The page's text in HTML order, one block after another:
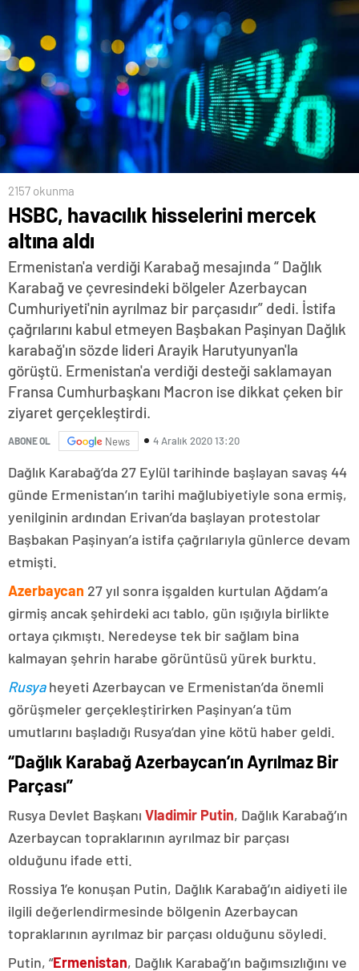
2157 okunma
HSBC, havacılık hisselerini mercek
altına aldı
Ermenistan'a verdiği Karabağ mesajında “ Dağlık
Karabağ ve çevresindeki bölgeler Azerbaycan
Cumhuriyeti'nin ayrılmaz bir parçasıdır” dedi. İstifa
çağrılarını kabul etmeyen Başbakan Paşinyan Dağlık
karabağ'ın sözde lideri Arayik Harutyunyan'la
görüştü. Ermenistan'a verdiği desteği saklamayan
Fransa Cumhurbaşkanı Macron ise dikkat çeken bir
ziyaret gerçekleştirdi.
ABONE OL News 4 Aralık 2020 13:20
Dağlık Karabağ’da 27 Eylül tarihinde başlayan savaş 44
günde Ermenistan’ın tarihi mağlubiyetiyle sona ermiş,
yenilginin ardından Erivan’da başlayan protestolar
Başbakan Paşinyan’a istifa çağrılarıyla günlerce devam
etmişti.
Azerbaycan 27 yıl sonra işgalden kurtulan Ağdam’a
girmiş ancak şehirdeki acı tablo, gün ışığıyla birlikte
ortaya çıkmıştı. Neredeyse tek bir sağlam bina
kalmayan şehrin harabe görüntüsü yürek burktu.
Rusyaheyeti Azerbaycan ve Ermenistan’da önemli
görüşmeler gerçekleştirirken Paşinyan’a tüm
umutlarını başladığı Rusya’dan yine kötü haber geldi.
“Dağlık Karabağ Azerbaycan’ın Ayrılmaz Bir
Parçası”
Rusya Devlet Başkanı Vladimir Putin, Dağlık Karabağ’ın
Azerbaycan topraklarının ayrılmaz bir parçası
olduğunu ifade etti.
Rossiya 1’e konuşan Putin, Dağlık Karabağ’ın aidiyeti ile
ilgili değerlendirmesinde bölgenin Azerbaycan
topraklarının ayrılmaz bir parçası olduğunu söyledi.
Putin, “Ermenistan, Dağlık Karabağ’ın bağımsızlığını ve